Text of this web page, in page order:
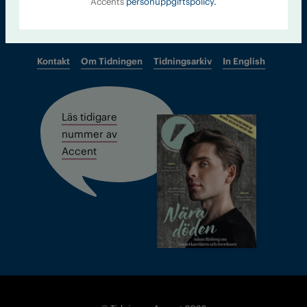
Kontakt Om Tidningen Tidningsarkiv In English
Läs tidigare
nummer av
Accent